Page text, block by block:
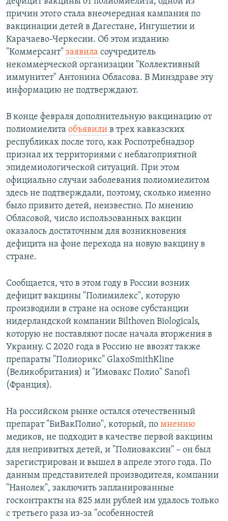
причин этого стала внеочередная кампания по
вакцинации детей в Дагестане, Ингушетии и
Карачаево-Черкесии. Об этом изданию
"Коммерсант" заявила соучредитель
некоммерческой организации "Коллективный
иммунитет" Антонина Обласова. В Минздраве эту
информацию не подтверждают.
В конце февраля дополнительную вакцинацию от
полиомиелита объявили в трех кавказских
республиках после того, как Роспотребнадзор
признал их территориями с неблагоприятной
эпидемиологической ситуаций. При этом
официально случаи заболевания полиомиелитом
здесь не подтверждали, поэтому, сколько именно
было привито детей, неизвестно. По мнению
Обласовой, число использованных вакцин
оказалось достаточным для возникновения
дефицита на фоне перехода на новую вакцину в
стране.
Сообщается, что в этом году в России возник
дефицит вакцины "Полимилекс", которую
производили в стране на основе субстанции
нидерландской компании Bilthoven Biologicals,
которую не поставляют после начала вторжения в
Украину. С 2020 года в Россию не ввозят также
препараты "Полиорикс" GlaxoSmithKline
(Великобритания) и "Имовакс Полио" Sanofi
(Франция).
На российском рынке остался отечественный
препарат "БиВакПолио", который, по мнению
медиков, не подходит в качестве первой вакцины
для непривитых детей, и "Полиоваксин" – он был
зарегистрирован и вышел в апреле этого года. По
данным представителей производителя, компании
"Нанолек", заключить запланированные
госконтракты на 825 млн рублей им удалось только
с третьего раза из-за "особенностей